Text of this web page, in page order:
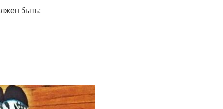
быть: